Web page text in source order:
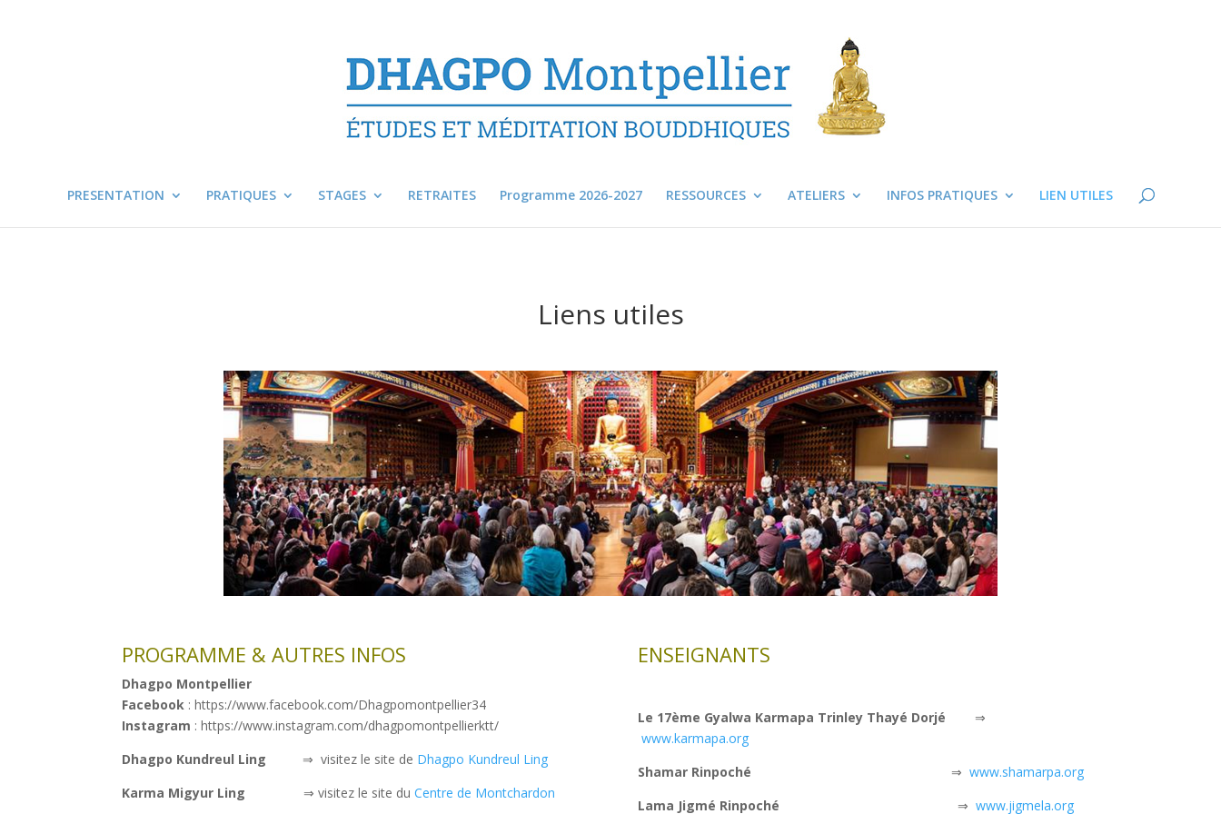
PRESENTATION PRATIQUES STAGES RETRAITES Programme 2026-2027 RESSOURCES ATELIERS INFOS PRATIQUES LIEN UTILES
Liens utiles
PROGRAMME & AUTRES INFOS
Dhagpo Montpellier
Facebook : https://www.facebook.com/Dhagpomontpellier34
Instagram : https://www.instagram.com/dhagpomontpellierktt/
Dhagpo Kundreul Ling⇒ visitez le site de Dhagpo Kundreul Ling
Karma Migyur Ling⇒ visitez le site duCentre de Montchardon
ENSEIGNANTS
Le 17ème Gyalwa Karmapa Trinley Thayé Dorjé ⇒
www.karmapa.org
Shamar Rinpoché ⇒ www.shamarpa.org
Lama Jigmé Rinpoché ⇒ www.jigmela.org